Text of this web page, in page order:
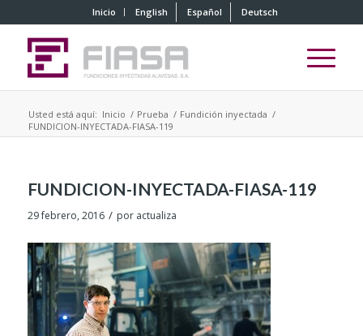
Inicio English Español Deutsch
Usted está aquí: Inicio / Prueba / Fundición inyectada /
FUNDICION-INYECTADA-FIASA-119
FUNDICION-INYECTADA-FIASA-119
29 febrero, 2016 / por actualiza